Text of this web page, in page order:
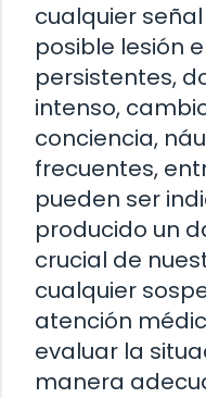
cualquier
posible lesión
persistentes,
intenso,
conciencia,
frecuentes,
pueden ser
producido un
crucial de
cualquier
atención
evaluar la
manera